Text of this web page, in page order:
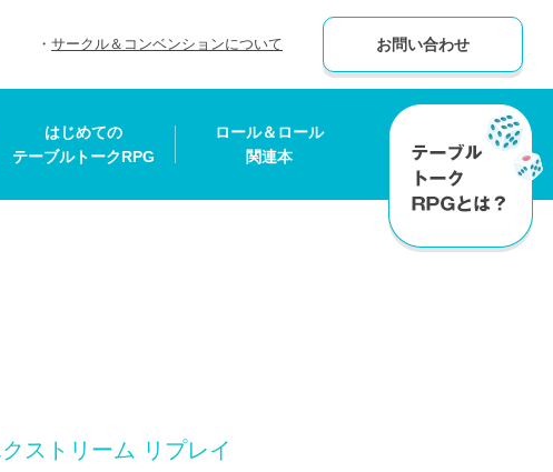
サークル＆コンベンションについて お問い合わせ
はじめての
テーブルトークRPG
ロール＆ロール
関連本
ストリーム リプレイ